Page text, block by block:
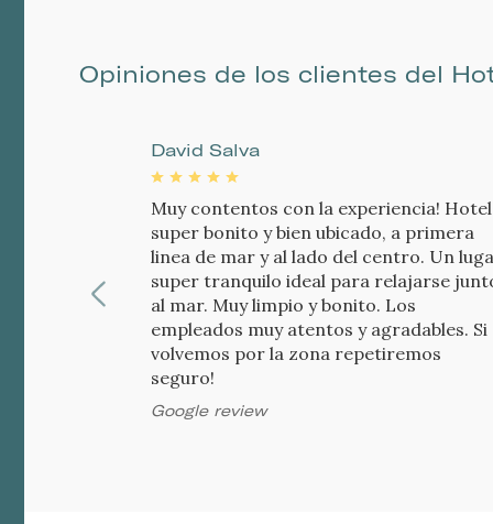
Opiniones de los clientes del
David Salva
Muy contentos con la experiencia! Hotel
super bonito y bien ubicado, a primera
linea de mar y al lado del centro. Un
super tranquilo ideal para relajarse
al mar. Muy limpio y bonito. Los
empleados muy atentos y agradables. Si
volvemos por la zona repetiremos
seguro!
Google review